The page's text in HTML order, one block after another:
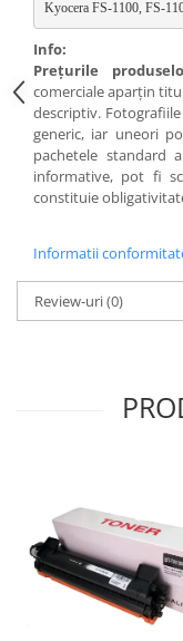
Kyocera FS-1100, FS-
Info:
Preţurile
comerciale aparţin
descriptiv.
generic, iar uneori
pachetele standard
informative, pot fi
constituie
Informatii
Review-uri(0)